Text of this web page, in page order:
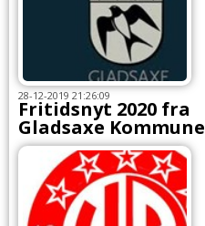
28-12-2019 21:26:09
Fritidsnyt 2020 fra
Gladsaxe Kommune